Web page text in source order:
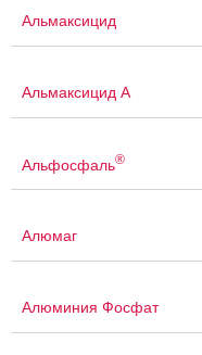
Альмаксицид
Альмаксицид А
Альфосфаль®
Алюмаг
Алюминия Фосфат